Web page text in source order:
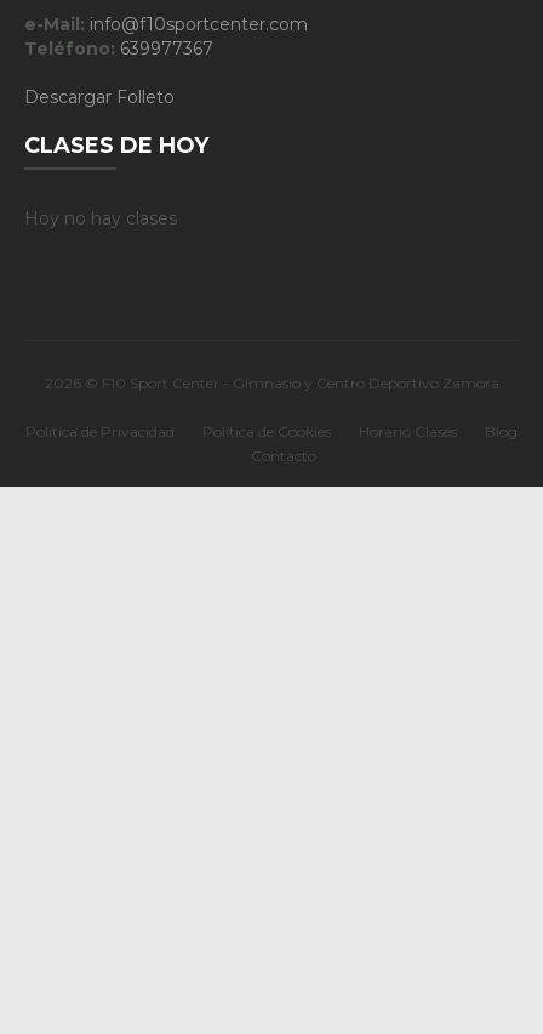
e-Mail: info@f10sportcenter.com
Teléfono: 639977367
Descargar Folleto
CLASES DE HOY
Hoy no hay clases
2026 © F10 Sport Center - Gimnasio y Centro Deportivo Zamora
Política de Privacidad Política de Cookies Horario Clases
Blog
Contacto